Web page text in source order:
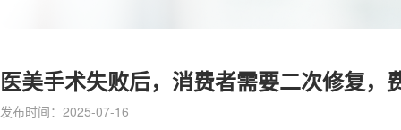
医美手术失败后，消费者需要二次修复，
发布时间：2025-07-16